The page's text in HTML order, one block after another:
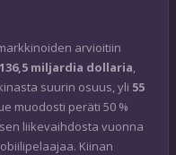
arvioitiin
136,5 miljardia dollaria,
suurin osuus, yli 55
muodosti peräti 50 %
liikevaihdosta vuonna
Kiinan